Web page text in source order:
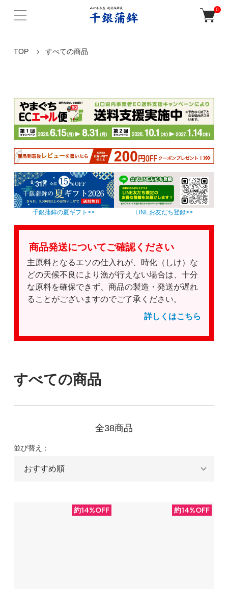
0
TOP すべての商品
千銀蒲鉾の夏ギフト>> LINEお友だち登録>>
商品発送についてご確認ください
主原料となるエソの仕入れが、時化（しけ）な
どの天候不良により漁が行えない場合は、十分
な原料を確保できず、商品の製造・発送が遅れ
ることがございますのでご了承ください。
詳しくはこちら
すべての商品
全38商品
並び替え：
約14%OFF 約14%OFF